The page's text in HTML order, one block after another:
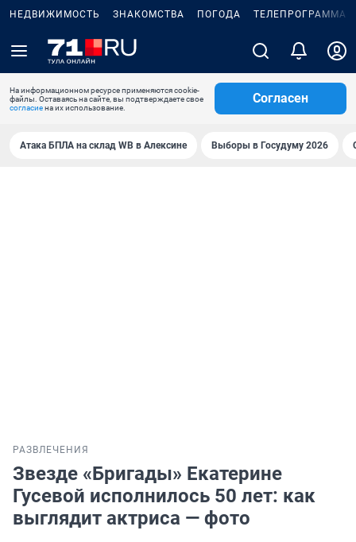
НЕДВИЖИМОСТЬ ЗНАКОМСТВА ПОГОДА ТЕЛЕПРОГРАММА
На информационном ресурсе применяются cookie-
файлы. Оставаясь на сайте, вы подтверждаете свое
согласиена их использование.
Согласен
Атака БПЛА на склад WB в Алексине Выборы в Госудуму 2026
РАЗВЛЕЧЕНИЯ
Звезде «Бригады» Екатерине
Гусевой исполнилось 50 лет: как
выглядит актриса — фото